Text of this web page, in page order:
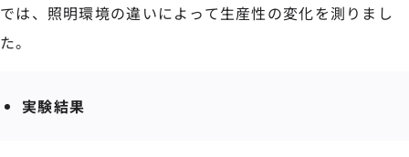
では、照明環境の違いによって生産性の変化を測りまし
た。
実験結果